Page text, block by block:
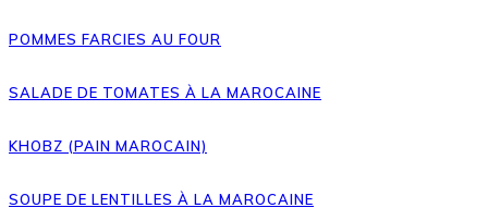
POMMES FARCIES AU FOUR
SALADE DE TOMATES À LA MAROCAINE
KHOBZ (PAIN MAROCAIN)
SOUPE DE LENTILLES À LA MAROCAINE